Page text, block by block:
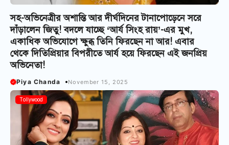
সহ-অভিনেত্রীর অশান্তি আর দীর্ঘদিনের টানাপোড়েনে সরে
দাঁড়ালেন জিতু! বদলে যাচ্ছে ‘আর্য সিংহ রায়’-এর মুখ,
একাধিক অভিযোগে ক্ষুব্ধ তিনি ফিরছেন না আর! এবার
থেকে দিতিপ্রিয়ার বিপরীতে আর্য হয়ে ফিরছেন এই জনপ্রিয়
অভিনেতা!
Piya Chanda November 15, 2025
Tollywood